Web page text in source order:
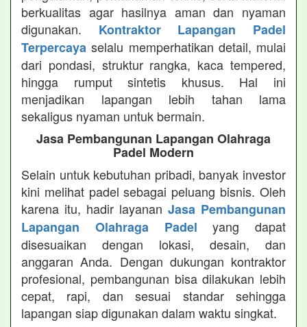
berkualitas agar hasilnya aman dan nyaman
digunakan. Kontraktor Lapangan Padel
Terpercaya selalu memperhatikan detail, mulai
dari pondasi, struktur rangka, kaca tempered,
hingga rumput sintetis khusus. Hal ini
menjadikan lapangan lebih tahan lama
sekaligus nyaman untuk bermain.
Jasa Pembangunan Lapangan Olahraga
Padel Modern
Selain untuk kebutuhan pribadi, banyak investor
kini melihat padel sebagai peluang bisnis. Oleh
karena itu, hadir layanan Jasa Pembangunan
Lapangan Olahraga Padel yang dapat
disesuaikan dengan lokasi, desain, dan
anggaran Anda. Dengan dukungan kontraktor
profesional, pembangunan bisa dilakukan lebih
cepat, rapi, dan sesuai standar sehingga
lapangan siap digunakan dalam waktu singkat.